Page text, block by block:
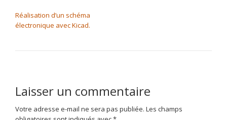
Réalisation d’un schéma
électronique avec Kicad.
Laisser un commentaire
Votre adresse e-mail ne sera pas publiée. Les champs